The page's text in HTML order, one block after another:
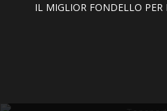
IL MIGLIOR FONDELLO PER